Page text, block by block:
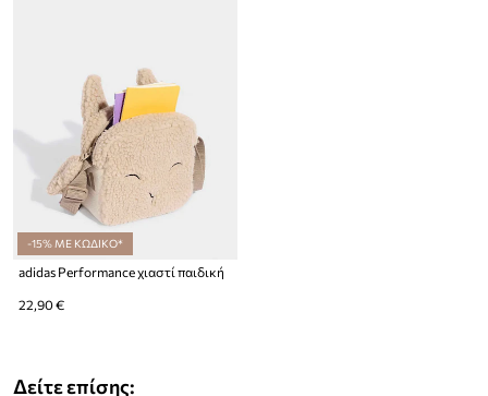
-15% ΜΕ ΚΩΔΙΚΟ*
adidas Performance χιαστί παιδική
22,90 €
Δείτε επίσης: